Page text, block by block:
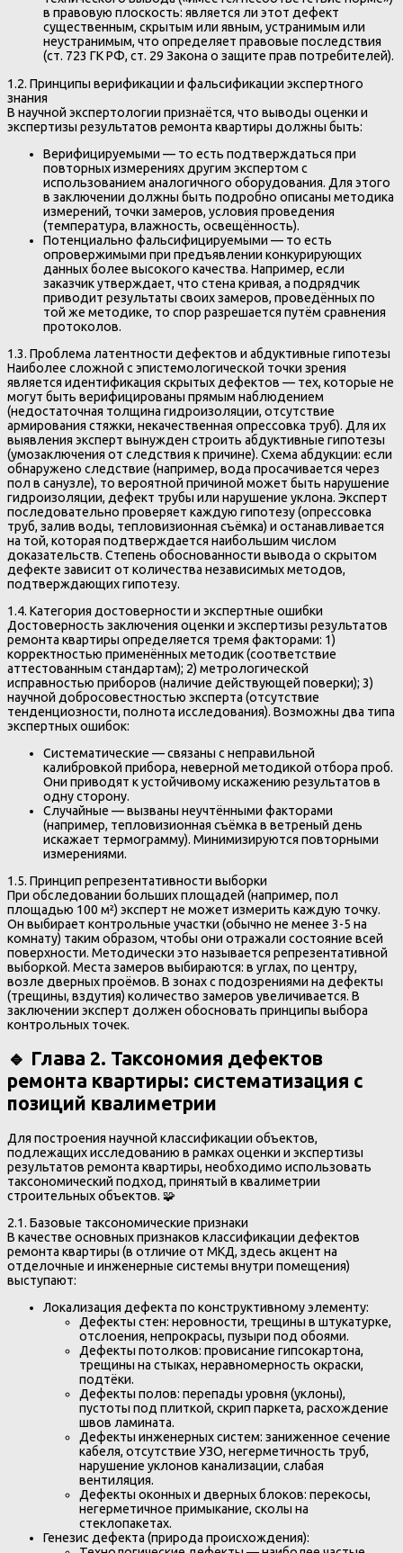
в правовую плоскость: является ли этот дефект
существенным, скрытым или явным, устранимым или
неустранимым, что определяет правовые последствия
(ст. 723 ГК РФ, ст. 29 Закона о защите прав потребителей).
1.2. Принципы верификации и фальсификации экспертного
знания
В научной экспертологии признаётся, что выводы оценки и
экспертизы результатов ремонта квартиры должны быть:
Верифицируемыми — то есть подтверждаться при
повторных измерениях другим экспертом с
использованием аналогичного оборудования. Для этого
в заключении должны быть подробно описаны методика
измерений, точки замеров, условия проведения
(температура, влажность, освещённость).
Потенциально фальсифицируемыми — то есть
опровержимыми при предъявлении конкурирующих
данных более высокого качества. Например, если
заказчик утверждает, что стена кривая, а подрядчик
приводит результаты своих замеров, проведённых по
той же методике, то спор разрешается путём сравнения
протоколов.
1.3. Проблема латентности дефектов и абдуктивные гипотезы
Наиболее сложной с эпистемологической точки зрения
является идентификация скрытых дефектов — тех, которые не
могут быть верифицированы прямым наблюдением
(недостаточная толщина гидроизоляции, отсутствие
армирования стяжки, некачественная опрессовка труб). Для их
выявления эксперт вынужден строить абдуктивные гипотезы
(умозаключения от следствия к причине). Схема абдукции: если
обнаружено следствие (например, вода просачивается через
пол в санузле), то вероятной причиной может быть нарушение
гидроизоляции, дефект трубы или нарушение уклона. Эксперт
последовательно проверяет каждую гипотезу (опрессовка
труб, залив воды, тепловизионная съёмка) и останавливается
на той, которая подтверждается наибольшим числом
доказательств. Степень обоснованности вывода о скрытом
дефекте зависит от количества независимых методов,
подтверждающих гипотезу.
1.4. Категория достоверности и экспертные ошибки
Достоверность заключения оценки и экспертизы результатов
ремонта квартиры определяется тремя факторами: 1)
корректностью применённых методик (соответствие
аттестованным стандартам); 2) метрологической
исправностью приборов (наличие действующей поверки); 3)
научной добросовестностью эксперта (отсутствие
тенденциозности, полнота исследования). Возможны два типа
экспертных ошибок:
Систематические — связаны с неправильной
калибровкой прибора, неверной методикой отбора проб.
Они приводят к устойчивому искажению результатов в
одну сторону.
Случайные — вызваны неучтёнными факторами
(например, тепловизионная съёмка в ветреный день
искажает термограмму). Минимизируются повторными
измерениями.
1.5. Принцип репрезентативности выборки
При обследовании больших площадей (например, пол
площадью 100 м²) эксперт не может измерить каждую точку.
Он выбирает контрольные участки (обычно не менее 3-5 на
комнату) таким образом, чтобы они отражали состояние всей
поверхности. Методически это называется репрезентативной
выборкой. Места замеров выбираются: в углах, по центру,
возле дверных проёмов. В зонах с подозрениями на дефекты
(трещины, вздутия) количество замеров увеличивается. В
заключении эксперт должен обосновать принципы выбора
контрольных точек.
🔹 Глава 2. Таксономия дефектов
ремонта квартиры: систематизация с
позиций квалиметрии
Для построения научной классификации объектов,
подлежащих исследованию в рамках оценки и экспертизы
результатов ремонта квартиры, необходимо использовать
таксономический подход, принятый в квалиметрии
строительных объектов. 🧩
2.1. Базовые таксономические признаки
В качестве основных признаков классификации дефектов
ремонта квартиры (в отличие от МКД, здесь акцент на
отделочные и инженерные системы внутри помещения)
выступают:
Локализация дефекта по конструктивному элементу:
Дефекты стен: неровности, трещины в штукатурке,
отслоения, непрокрасы, пузыри под обоями.
Дефекты потолков: провисание гипсокартона,
трещины на стыках, неравномерность окраски,
подтёки.
Дефекты полов: перепады уровня (уклоны),
пустоты под плиткой, скрип паркета, расхождение
швов ламината.
Дефекты инженерных систем: заниженное сечение
кабеля, отсутствие УЗО, негерметичность труб,
нарушение уклонов канализации, слабая
вентиляция.
Дефекты оконных и дверных блоков: перекосы,
негерметичное примыкание, сколы на
стеклопакетах.
Генезис дефекта (природа происхождения):